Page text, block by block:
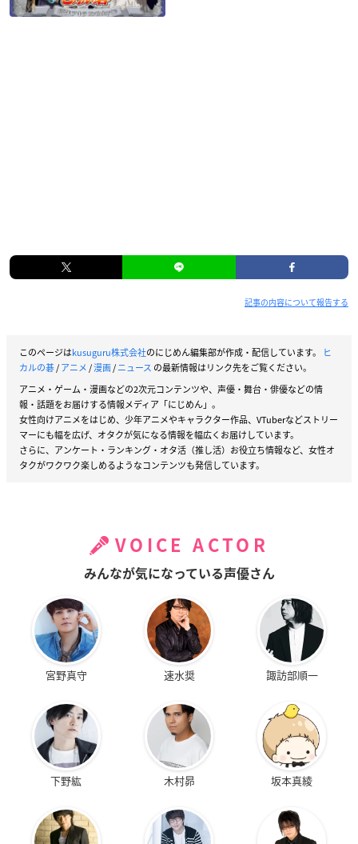
記事の内容について報告する
このページはkusuguru株式会社のにじめん編集部が作成・配信しています。
ヒ
カルの碁/アニメ/漫画/ニュース の最新情報はリンク先をご覧ください。
アニメ・ゲーム・漫画などの2次元コンテンツや、声優・舞台・俳優などの情
報・話題をお届けする情報メディア「にじめん」。
女性向けアニメをはじめ、少年アニメやキャラクター作品、VTuberなどストリー
マーにも幅を広げ、オタクが気になる情報を幅広くお届けしています。
さらに、アンケート・ランキング・オタ活（推し活）お役立ち情報など、女性オ
タクがワクワク楽しめるようなコンテンツも発信しています。
VOICE ACTOR
みんなが気になっている声優さん
宮野真守 速水奨 諏訪部順一
下野紘 木村昴 坂本真綾